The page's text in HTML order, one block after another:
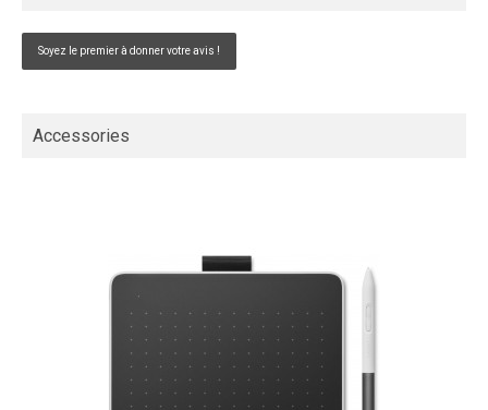
Soyez le premier à donner votre avis !
Accessories